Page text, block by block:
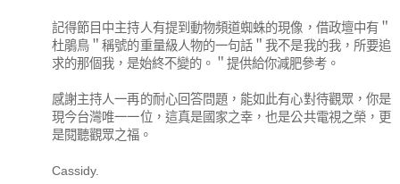
記得節目中主持人有提到動物頻道蜘蛛的現像，借政壇中有＂
杜鵑鳥＂稱號的重量級人物的一句話＂我不是我的我，所要追
求的那個我，是始終不變的。＂提供給你減肥參考。
感謝主持人一再的耐心回答問題，能如此有心對待觀眾，你是
現今台灣唯一一位，這真是國家之幸，也是公共電視之榮，更
是閱聽觀眾之福。
Cassidy.